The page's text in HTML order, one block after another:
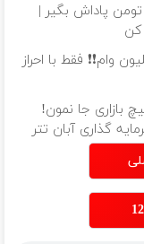
تومن پاداش بگیر |
کن
میلیون وام❗❗ فقط با احراز
بازاری جا نمون!
گذاری آبان تتر